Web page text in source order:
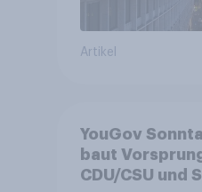
Artikel
YouGov
baut
CDU/CSU und